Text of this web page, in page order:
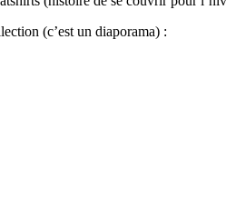
(c’est un diaporama) :